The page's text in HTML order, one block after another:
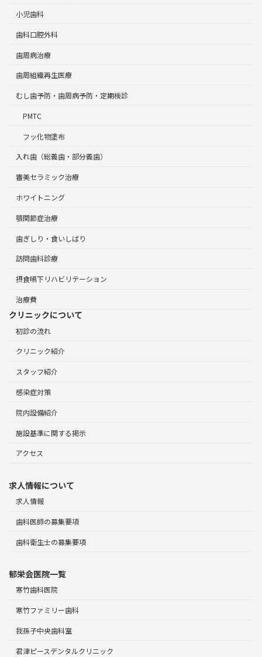
小児歯科
歯科口腔外科
歯周病治療
歯周組織再生医療
むし歯予防・歯周病予防・定期検診
PMTC
フッ化物塗布
入れ歯（総義歯・部分義歯）
審美セラミック治療
ホワイトニング
顎関節症治療
歯ぎしり・食いしばり
訪問歯科診療
摂食嚥下リハビリテーション
治療費
クリニックについて
初診の流れ
クリニック紹介
スタッフ紹介
感染症対策
院内設備紹介
施設基準に関する掲示
アクセス
求人情報について
求人情報
歯科医師の募集要項
歯科衛生士の募集要項
郁栄会医院一覧
寒竹歯科医院
寒竹ファミリー歯科
我孫子中央歯科室
君津ピースデンタルクリニック